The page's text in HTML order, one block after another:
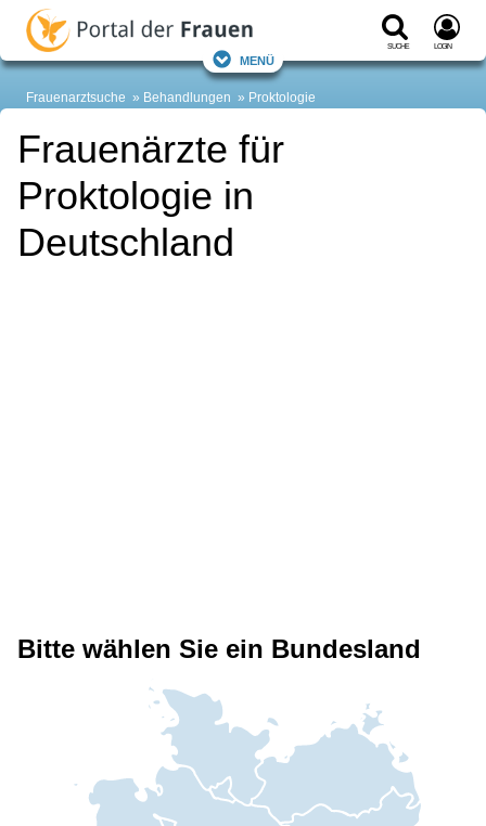
Suche Login
Menü
Frauenarztsuche Behandlungen Proktologie
Frauenärzte für
Proktologie in
Deutschland
Bitte wählen Sie ein Bundesland